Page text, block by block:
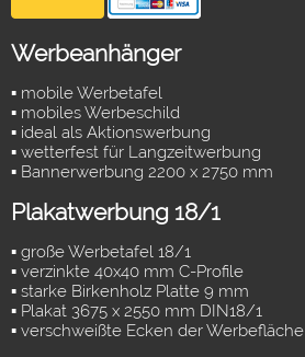
Werbeanhänger
▪ mobile Werbetafel
▪ mobiles Werbeschild
▪ ideal als Aktionswerbung
▪ wetterfest für Langzeitwerbung
▪ Bannerwerbung 2200 x 2750 mm
Plakatwerbung 18/1
▪ große Werbetafel 18/1
▪ verzinkte 40x40 mm C-Profile
▪ starke Birkenholz Platte 9 mm
▪ Plakat 3675 x 2550 mm DIN18/1
▪ verschweißte Ecken der Werbefläche